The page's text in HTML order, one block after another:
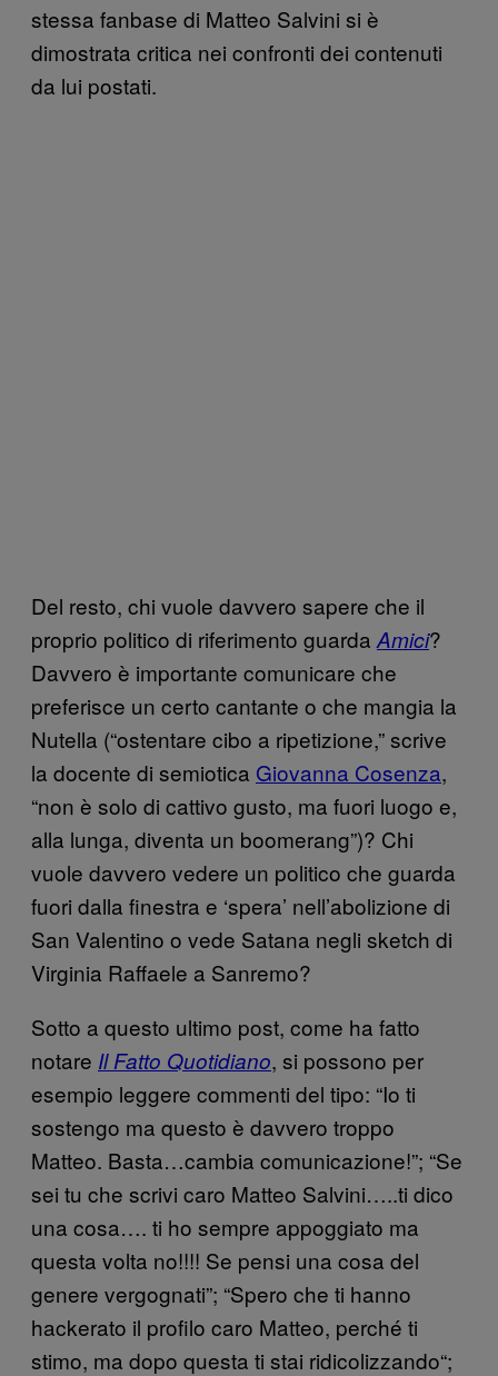
stessa fanbase di Matteo Salvini si è
dimostrata critica nei confronti dei contenuti
da lui postati.
Del resto, chi vuole davvero sapere che il
proprio politico di riferimento guarda Amici?
Davvero è importante comunicare che
preferisce un certo cantante o che mangia la
Nutella (“ostentare cibo a ripetizione,” scrive
la docente di semiotica Giovanna Cosenza,
“non è solo di cattivo gusto, ma fuori luogo e,
alla lunga, diventa un boomerang”)? Chi
vuole davvero vedere un politico che guarda
fuori dalla finestra e ‘spera’ nell’abolizione di
San Valentino o vede Satana negli sketch di
Virginia Raffaele a Sanremo?
Sotto a questo ultimo post, come ha fatto
notare Il Fatto Quotidiano, si possono per
esempio leggere commenti del tipo: “Io ti
sostengo ma questo è davvero troppo
Matteo. Basta…cambia comunicazione!”; “Se
sei tu che scrivi caro Matteo Salvini…..ti dico
una cosa…. ti ho sempre appoggiato ma
questa volta no!!!! Se pensi una cosa del
genere vergognati”; “Spero che ti hanno
hackerato il profilo caro Matteo, perché ti
stimo, ma dopo questa ti stai ridicolizzando“;